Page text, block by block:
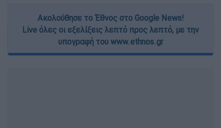
Ακολούθησε το Έθνος στο Google News!
Live όλες οι εξελίξεις λεπτό προς λεπτό, με την
υπογραφή του www.ethnos.gr